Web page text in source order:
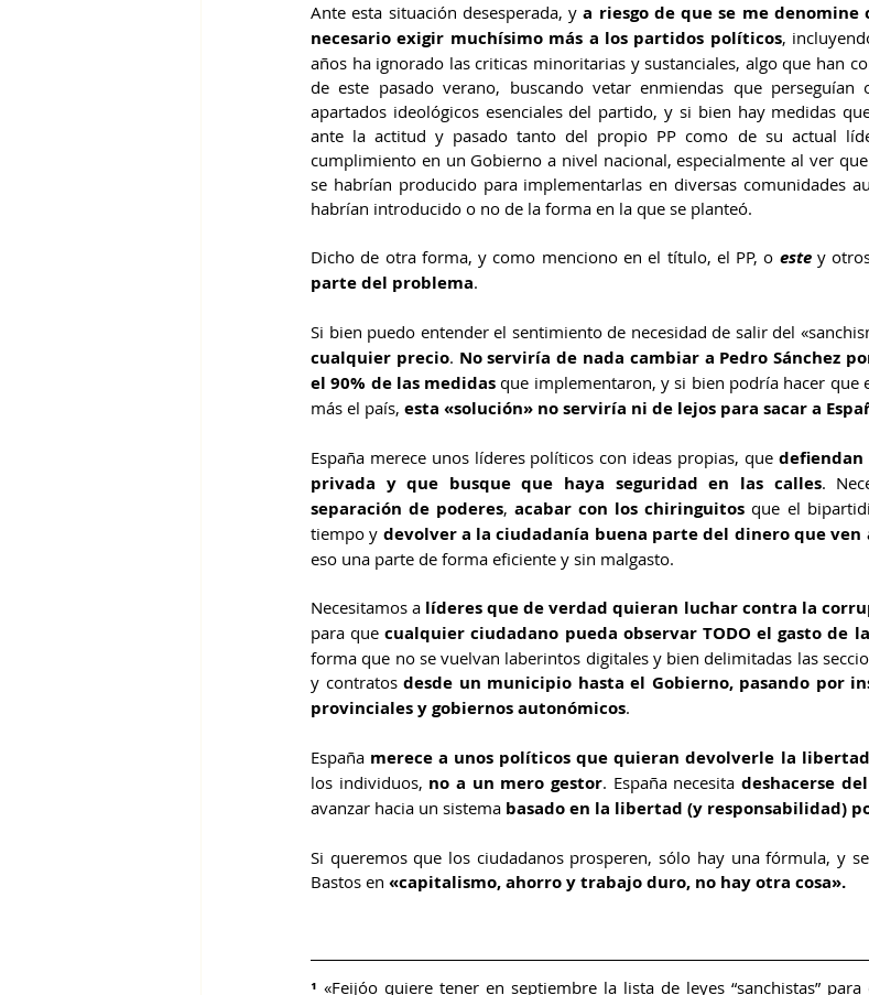
Ante esta situación desesperada, y a riesgo de que se me denomine
necesario exigir muchísimo más a los partidos políticos,
años ha ignorado las criticas minoritarias y sustanciales, algo que han
de este pasado verano, buscando vetar enmiendas que
apartados ideológicos esenciales del partido, y si bien hay medidas
ante la actitud y pasado tanto del propio PP como de su actual
cumplimiento en un Gobierno a nivel nacional, especialmente al ver
se habrían producido para implementarlas en diversas comunidades
habrían introducido o no de la forma en la que se planteó.
Dicho de otra forma, y como menciono en el título, el PP, o este y otros
parte del problema.
Si bien puedo entender el sentimiento de necesidad de salir del
cualquier precio. No serviría de nada cambiar a Pedro Sánchez
el 90% de las medidas que implementaron, y si bien podría hacer que
más el país, esta «solución» no serviría ni de lejos para sacar a
España merece unos líderes políticos con ideas propias, que
privada y que busque que haya seguridad en las calles.
separación de poderes, acabar con los chiringuitos que el
tiempo y devolver a la ciudadanía buena parte del dinero que ven
eso una parte de forma eficiente y sin malgasto.
Necesitamos a líderes que de verdad quieran luchar contra la
para que cualquier ciudadano pueda observar TODO el gasto de
forma que no se vuelvan laberintos digitales y bien delimitadas las
y contratos desde un municipio hasta el Gobierno, pasando por
provinciales y gobiernos autonómicos.
España merece a unos políticos que quieran devolverle la
los individuos, no a un mero gestor. España necesita deshacerse
avanzar hacia un sistema basado en la libertad (y responsabilidad)
Si queremos que los ciudadanos prosperen, sólo hay una fórmula, y
Bastos en «capitalismo, ahorro y trabajo duro, no hay otra cosa».
¹ «Feijóo quiere tener en septiembre la lista de leyes “sanchistas”